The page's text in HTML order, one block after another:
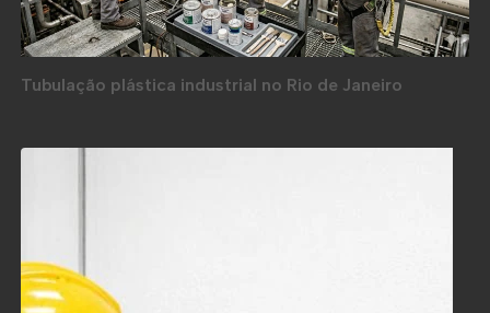
Tubulação plástica industrial no Rio de Janeiro